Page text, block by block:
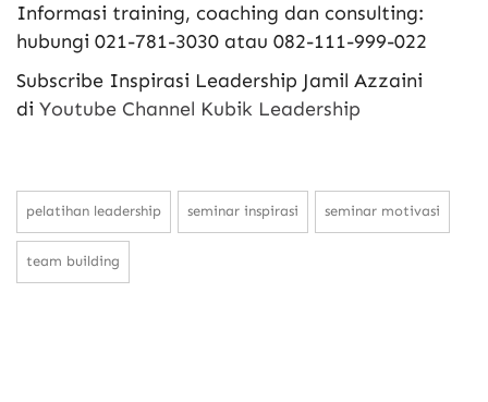
Informasi training, coaching dan consulting:
hubungi 021-781-3030 atau 082-111-999-022
Subscribe Inspirasi Leadership Jamil Azzaini
di Youtube Channel Kubik Leadership
pelatihan leadership seminar inspirasi seminar motivasi
team building